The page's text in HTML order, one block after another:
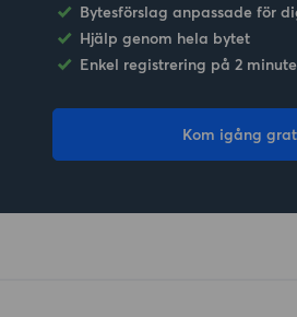
Bytesförslag anpassade för
Hjälp genom hela bytet
Enkel registrering på 2
Kom igång